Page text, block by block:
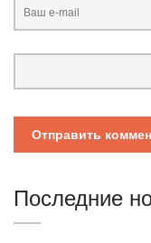
Отправить
Последние